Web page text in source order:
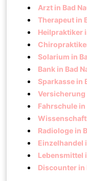
Arzt in Bad
Therapeut in
Heilpraktiker
Solarium in
Bank in Bad
Sparkasse in
Versicherung
Fahrschule in
Radiologe in
Einzelhandel
Lebensmittel
Discounter in